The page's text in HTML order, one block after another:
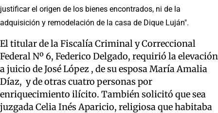
justificar el origen de los bienes encontrados, ni de la
adquisición y remodelación de la casa de Dique Luján".
El titular de la Fiscalía Criminal y Correccional
Federal Nº 6, Federico Delgado, requirió la elevación
a juicio de José López , de su esposa María Amalia
Díaz, y de otras cuatro personas por
enriquecimiento ilícito. También solicitó que sea
juzgada Celia Inés Aparicio, religiosa que habitaba